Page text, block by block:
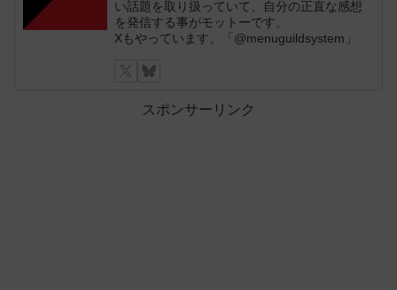
い話題を取り扱っていて、自分の正直な感想
を発信する事がモットーです。
Xもやっています。「@menuguildsystem」
スポンサーリンク